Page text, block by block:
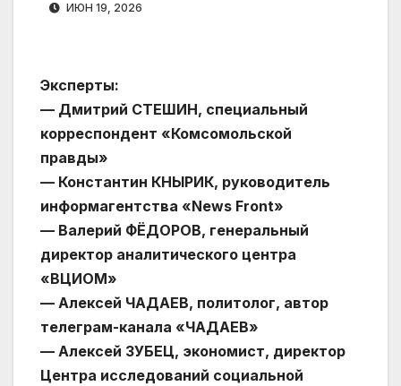
ИЮН 19, 2026
Эксперты:
— Дмитрий СТЕШИН, специальный
корреспондент «Комсомольской
правды»
— Константин КНЫРИК, руководитель
информагентства «News Front»
— Валерий ФЁДОРОВ, генеральный
директор аналитического центра
«ВЦИОМ»
— Алексей ЧАДАЕВ, политолог, автор
телеграм-канала «ЧАДАЕВ»
— Алексей ЗУБЕЦ, экономист, директор
Центра исследований социальной